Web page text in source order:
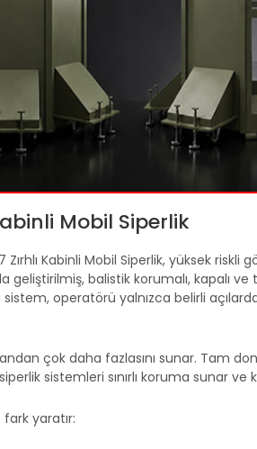
Mobil Siperlik
Zırhlı Kabinli Mobil Siperlik, yüksek
geliştirilmiş, balistik korumalı, kapalı
operatörü yalnızca belirli
çok daha fazlasını sunar. Tam
sistemleri sınırlı koruma sunar ve
fark yaratır: